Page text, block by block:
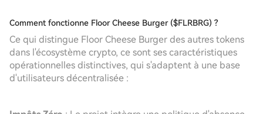
Comment fonctionne Floor Cheese Burger ($FLRBRG) ?
Ce qui distingue Floor Cheese Burger des autres tokens
dans l'écosystème crypto, ce sont ses caractéristiques
opérationnelles distinctives, qui s'adaptent à une base
d'utilisateurs décentralisée :